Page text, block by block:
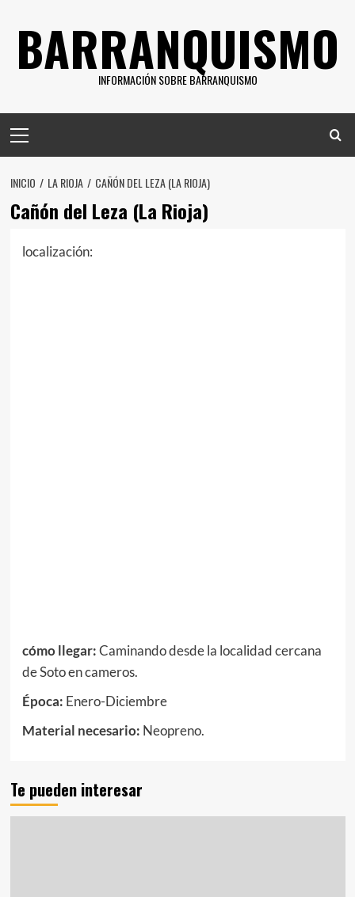
contenido
BARRANQUISMO
INFORMACIÓN SOBRE BARRANQUISMO
principal
INICIO LA RIOJA CAÑÓN DEL LEZA (LA RIOJA)
Cañón del Leza (La Rioja)
localización:
cómo llegar:Caminando desde la localidad cercana
de Soto en cameros.
Época: Enero-Diciembre
Material necesario: Neopreno.
Te pueden interesar